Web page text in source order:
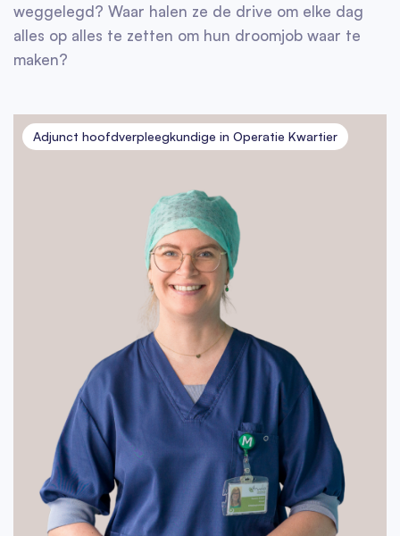
weggelegd? Waar halen ze de drive om elke dag
alles op alles te zetten om hun droomjob waar te
maken?
Adjunct hoofdverpleegkundige in Operatie Kwartier